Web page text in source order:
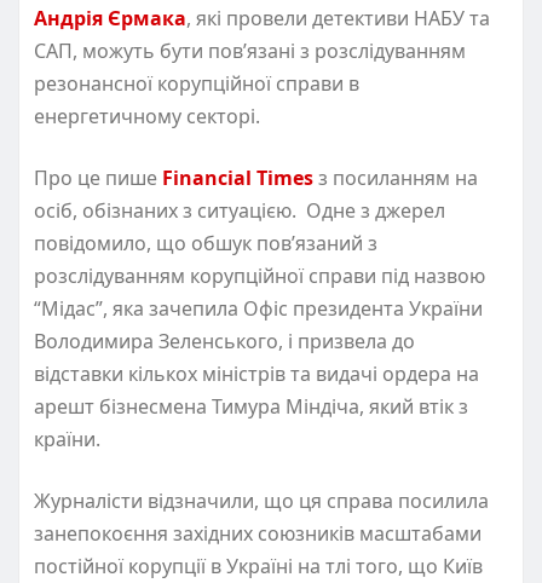
Андрія Єрмака, які провели детективи НАБУ та
САП, можуть бути повʼязані з розслідуванням
резонансної корупційної справи в
енергетичному секторі.
Про це пише Financial Timesз посиланням на
осіб, обізнаних з ситуацією. Одне з джерел
повідомило, що обшук пов’язаний з
розслідуванням корупційної справи під назвою
“Мідас”, яка зачепила Офіс президента України
Володимира Зеленського, і призвела до
відставки кількох міністрів та видачі ордера на
арешт бізнесмена Тимура Міндіча, який втік з
країни.
Журналісти відзначили, що ця справа посилила
занепокоєння західних союзників масштабами
постійної корупції в Україні на тлі того, що Київ